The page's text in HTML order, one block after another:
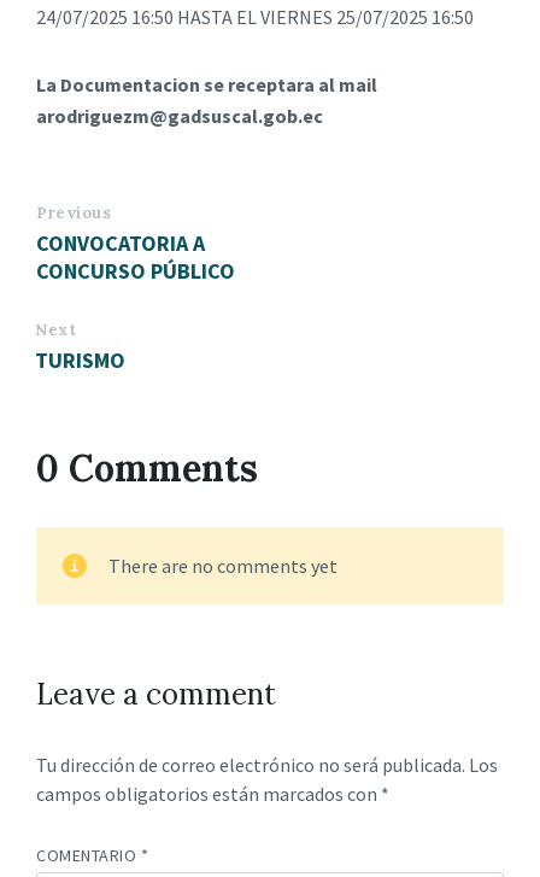
24/07/2025 16:50 HASTA EL VIERNES 25/07/2025 16:50
La Documentacion se receptara al mail
arodriguezm@gadsuscal.gob.ec
Previous
CONVOCATORIA A
CONCURSO PÚBLICO
Next
TURISMO
0 Comments
There are no comments yet
Leave a comment
Tu dirección de correo electrónico no será publicada. Los
campos obligatorios están marcados con *
COMENTARIO *